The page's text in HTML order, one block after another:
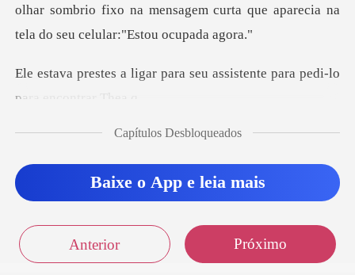
Sair
olhar sombrio fixo na mensagem curta que ap
para seu assistente para pe
Capítulos Desbloqueados
Baixe o App e leia mais
Anterior Próximo